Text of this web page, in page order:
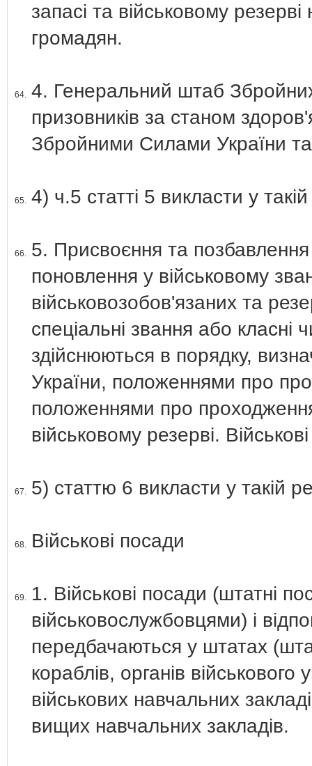
запасі та військовому резерві
громадян.
64. 4. Генеральний штаб
призовників за станом
Збройними Силами України
65. 4) ч.5 статті 5 викласти у такій
66. 5. Присвоєння та
поновлення у військовому
військовозобов'язаних та
спеціальні звання або класні
здійснюються в порядку,
України, положеннями про
положеннями про
військовому резерві.
67. 5) статтю 6 викласти у такій
68. Військові посади
69.
1. Військові посади (штатні
військовослужбовцями) і
передбачаються у штатах
кораблів, органів
військових навчальних
вищих навчальних закладів.